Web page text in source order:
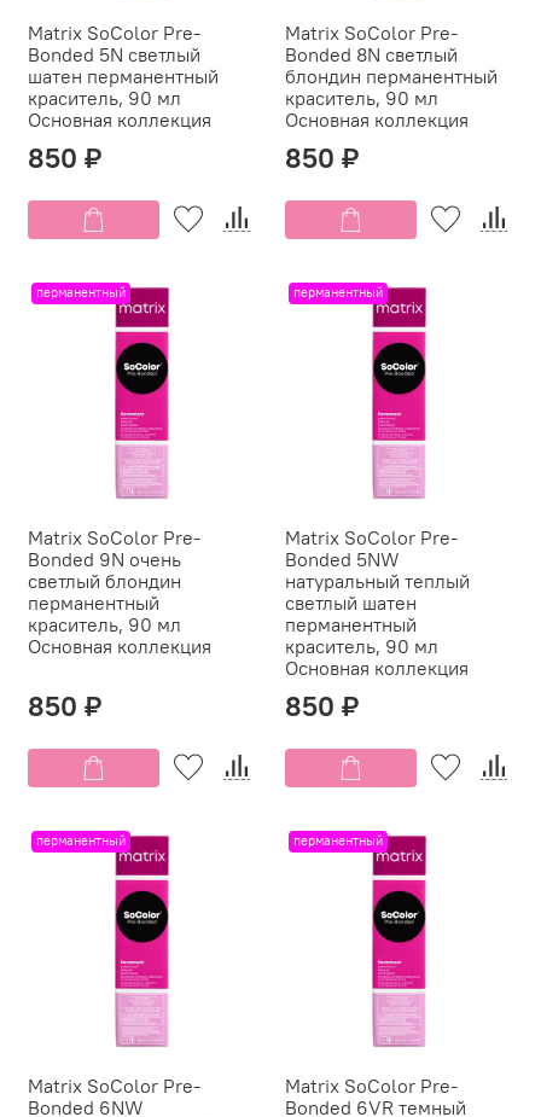
Matrix SoColor Pre-
Bonded 5N светлый
шатен перманентный
краситель, 90 мл
Основная коллекция
850 ₽
Matrix SoColor Pre-
Bonded 8N светлый
блондин перманентный
краситель, 90 мл
Основная коллекция
850 ₽
перманентный
Matrix SoColor Pre-
Bonded 9N очень
светлый блондин
перманентный
краситель, 90 мл
Основная коллекция
850 ₽
перманентный
Matrix SoColor Pre-
Bonded 5NW
натуральный теплый
светлый шатен
перманентный
краситель, 90 мл
Основная коллекция
850 ₽
перманентный
Matrix SoColor Pre-
Bonded 6NW
перманентный
Matrix SoColor Pre-
Bonded 6VR темный